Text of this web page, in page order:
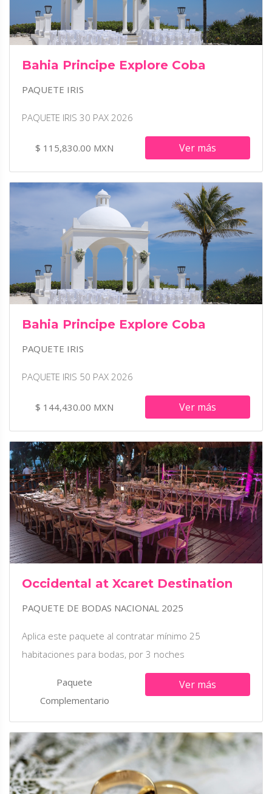
Bahia Principe Explore Coba
PAQUETE IRIS
PAQUETE IRIS 30 PAX 2026
$ 115,830.00 MXN Ver más
Bahia Principe Explore Coba
PAQUETE IRIS
PAQUETE IRIS 50 PAX 2026
$ 144,430.00 MXN Ver más
Occidental at Xcaret Destination
PAQUETE DE BODAS NACIONAL 2025
Aplica este paquete al contratar mínimo 25
habitaciones para bodas, por 3 noches
Paquete
Complementario
Ver más